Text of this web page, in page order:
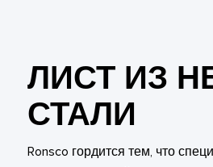
ЛИСТ ИЗ
СТАЛИ
Ronsco гордится тем, что